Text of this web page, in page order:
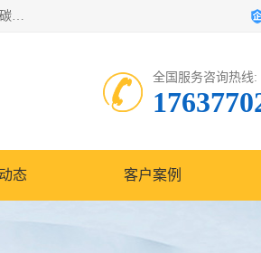
防爆正压分析小屋；不锈钢、碳钢材质防爆正压通风柜，分上下、左右、外挂三种款式；立式、挂式防爆配电柜体；不锈钢、碳钢防爆变频、磁力、星三角启动器；不锈钢、碳钢、铸铝防爆控制箱柜；可操作按键、多块式防爆仪表箱；多材质防爆接线箱；台式防爆电脑、防爆监视器。产品适配石油、化工、煤炭、电力、纺织、酿酒、航天、铁路、冶金、船舶、消防、市政等多行业工况使用。
全国服务咨询热线:
态 客户案例